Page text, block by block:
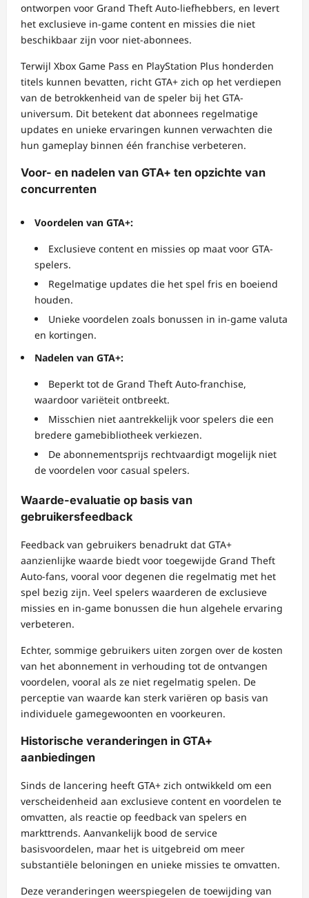
ontworpen voor Grand Theft Auto-liefhebbers, en levert
het exclusieve in-game content en missies die niet
beschikbaar zijn voor niet-abonnees.
Terwijl Xbox Game Pass en PlayStation Plus honderden
titels kunnen bevatten, richt GTA+ zich op het verdiepen
van de betrokkenheid van de speler bij het GTA-
universum. Dit betekent dat abonnees regelmatige
updates en unieke ervaringen kunnen verwachten die
hun gameplay binnen één franchise verbeteren.
Voor- en nadelen van GTA+ ten opzichte van
concurrenten
Voordelen van GTA+:
Exclusieve content en missies op maat voor GTA-
spelers.
Regelmatige updates die het spel fris en boeiend
houden.
Unieke voordelen zoals bonussen in in-game valuta
en kortingen.
Nadelen van GTA+:
Beperkt tot de Grand Theft Auto-franchise,
waardoor variëteit ontbreekt.
Misschien niet aantrekkelijk voor spelers die een
bredere gamebibliotheek verkiezen.
De abonnementsprijs rechtvaardigt mogelijk niet
de voordelen voor casual spelers.
Waarde-evaluatie op basis van
gebruikersfeedback
Feedback van gebruikers benadrukt dat GTA+
aanzienlijke waarde biedt voor toegewijde Grand Theft
Auto-fans, vooral voor degenen die regelmatig met het
spel bezig zijn. Veel spelers waarderen de exclusieve
missies en in-game bonussen die hun algehele ervaring
verbeteren.
Echter, sommige gebruikers uiten zorgen over de kosten
van het abonnement in verhouding tot de ontvangen
voordelen, vooral als ze niet regelmatig spelen. De
perceptie van waarde kan sterk variëren op basis van
individuele gamegewoonten en voorkeuren.
Historische veranderingen in GTA+
aanbiedingen
Sinds de lancering heeft GTA+ zich ontwikkeld om een
verscheidenheid aan exclusieve content en voordelen te
omvatten, als reactie op feedback van spelers en
markttrends. Aanvankelijk bood de service
basisvoordelen, maar het is uitgebreid om meer
substantiële beloningen en unieke missies te omvatten.
Deze veranderingen weerspiegelen de toewijding van